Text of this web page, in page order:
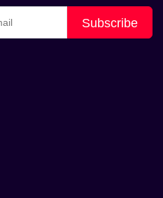
Subscribe